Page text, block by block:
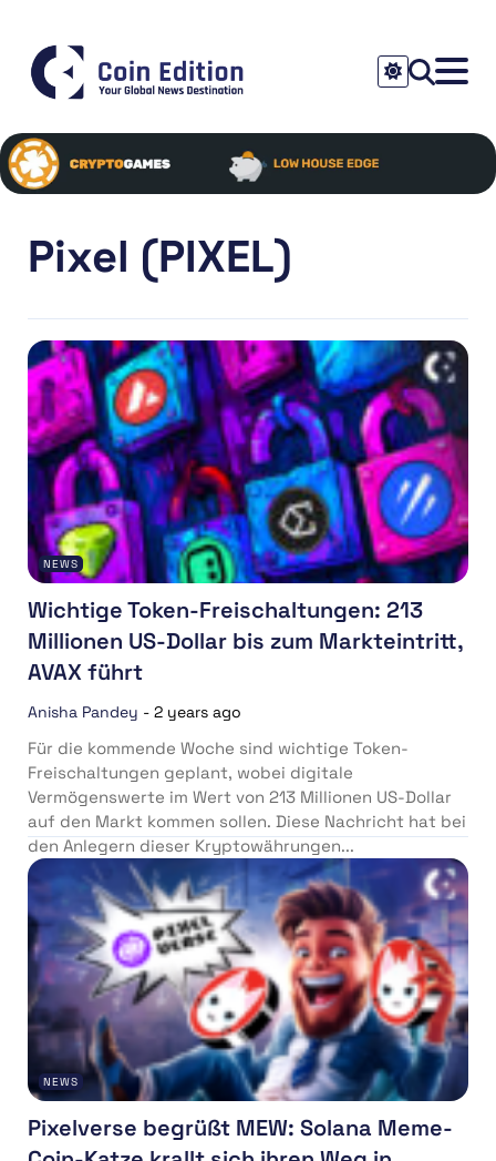
Pixel (PIXEL)
NEWS
Wichtige Token-Freischaltungen: 213
Millionen US-Dollar bis zum Markteintritt,
AVAX führt
Anisha Pandey - 2 years ago
Für die kommende Woche sind wichtige Token-
Freischaltungen geplant, wobei digitale
Vermögenswerte im Wert von 213 Millionen US-Dollar
auf den Markt kommen sollen. Diese Nachricht hat bei
den Anlegern dieser Kryptowährungen...
NEWS
Pixelverse begrüßt MEW: Solana Meme-